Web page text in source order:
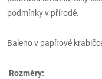
podmínky v přírodě.
Baleno v papírové
Rozměry: